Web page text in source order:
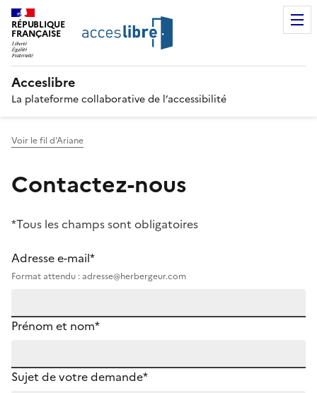
RÉPUBLIQUE
FRANÇAISE
Acceslibre
La plateforme collaborative de l’accessibilité
Voir le fil d'Ariane
Contactez-nous
*Tous les champs sont obligatoires
Adresse e-mail*
Format attendu : adresse@herbergeur.com
Prénom et nom*
Sujet de votre demande*